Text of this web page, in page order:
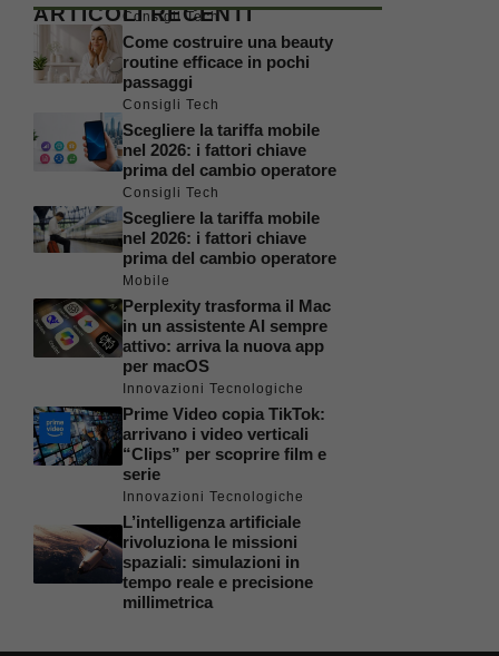
ARTICOLI RECENTI
Consigli Tech
Come costruire una beauty
routine efficace in pochi
passaggi
Consigli Tech
Scegliere la tariffa mobile
nel 2026: i fattori chiave
prima del cambio operatore
Consigli Tech
Scegliere la tariffa mobile
nel 2026: i fattori chiave
prima del cambio operatore
Mobile
Perplexity trasforma il Mac
in un assistente AI sempre
attivo: arriva la nuova app
per macOS
Innovazioni Tecnologiche
Prime Video copia TikTok:
arrivano i video verticali
“Clips” per scoprire film e
serie
Innovazioni Tecnologiche
L’intelligenza artificiale
rivoluziona le missioni
spaziali: simulazioni in
tempo reale e precisione
millimetrica